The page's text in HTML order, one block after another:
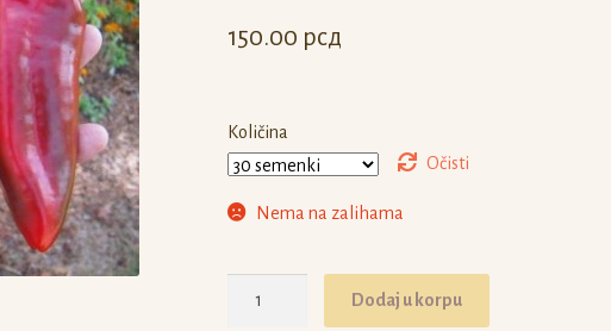
150.00 рсд
Količina
Očisti
Nema na zalihama
Dodaj u korpu